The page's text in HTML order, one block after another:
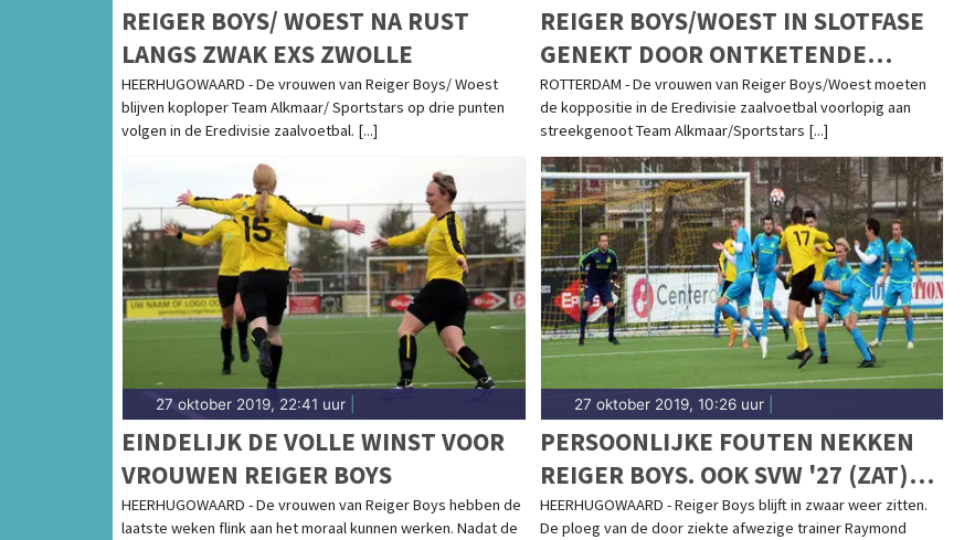
REIGER BOYS/ WOEST NA RUST
LANGS ZWAK EXS ZWOLLE
HEERHUGOWAARD - De vrouwen van Reiger Boys/ Woest
blijven koploper Team Alkmaar/ Sportstars op drie punten
volgen in de Eredivisie zaalvoetbal. [...]
REIGER BOYS/WOEST IN SLOTFASE
GENEKT DOOR ONTKETENDE
OLIVEIRA
ROTTERDAM - De vrouwen van Reiger Boys/Woest moeten
de koppositie in de Eredivisie zaalvoetbal voorlopig aan
streekgenoot Team Alkmaar/Sportstars [...]
27 oktober 2019, 22:41 uur
EINDELIJK DE VOLLE WINST VOOR
VROUWEN REIGER BOYS
HEERHUGOWAARD - De vrouwen van Reiger Boys hebben de
laatste weken flink aan het moraal kunnen werken. Nadat de
27 oktober 2019, 10:26 uur|
PERSOONLIJKE FOUTEN NEKKEN
REIGER BOYS. OOK SVW '27 (ZAT)
ONDERUIT
HEERHUGOWAARD - Reiger Boys blijft in zwaar weer zitten.
De ploeg van de door ziekte afwezige trainer Raymond